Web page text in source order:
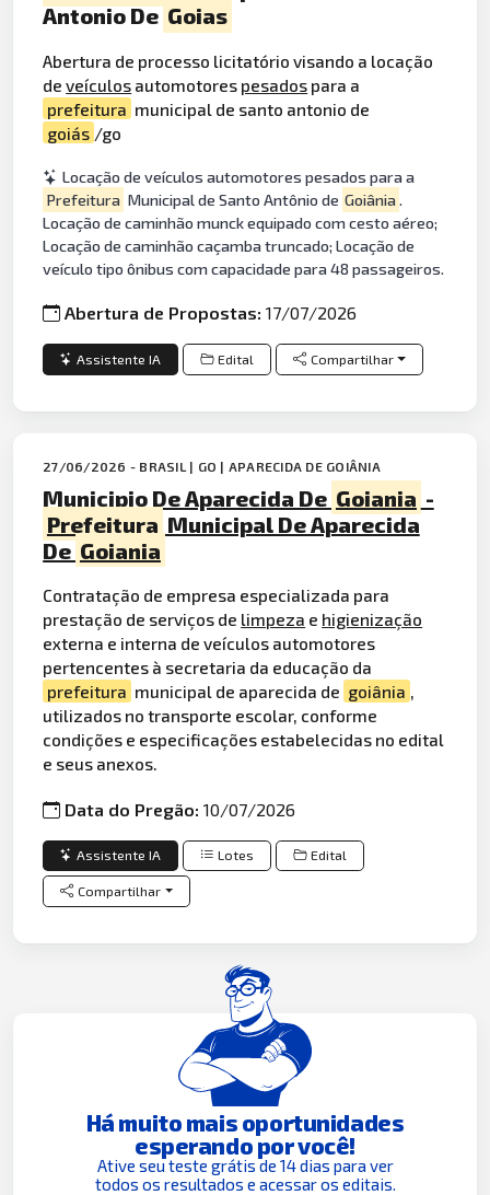
Antonio De Goias
Abertura de processo licitatório visando a locação
deveículos automotores pesados para a
prefeitura municipal de santo antonio de
goiás /go
Locação de veículos automotores pesados para a
Prefeitura Municipal de Santo Antônio de Goiânia.
Locação de caminhão munck equipado com cesto aéreo;
Locação de caminhão caçamba truncado; Locação de
veículo tipo ônibus com capacidade para 48 passageiros.
Abertura de Propostas:17/07/2026
Assistente IA Edital Compartilhar
27/06/2026 - BRASIL | GO | APARECIDA DE GOIÂNIA
Municipio De Aparecida De Goiania -
Prefeitura Municipal De Aparecida
De Goiania
Contratação de empresa especializada para
prestação de serviços de limpeza e higienização
externa e interna de veículos automotores
pertencentes à secretaria da educação da
prefeitura municipal de aparecida de goiânia ,
utilizados no transporte escolar, conforme
condições e especificações estabelecidas no edital
e seus anexos.
Data do Pregão:10/07/2026
Assistente IA Lotes Edital
Compartilhar
Há muito mais oportunidades
esperando por você!
Ative seu teste grátis de 14 dias para ver
todos os resultados e acessar os editais.